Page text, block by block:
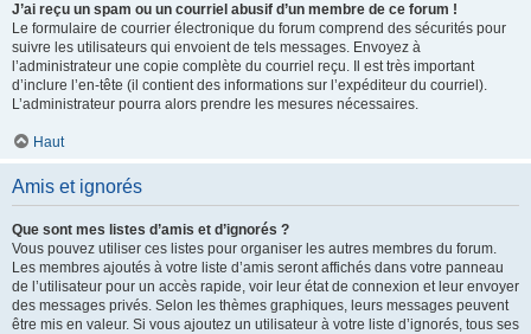
J’ai reçu un spam ou un courriel abusif d’un membre de ce forum !
Le formulaire de courrier électronique du forum comprend des sécurités pour
suivre les utilisateurs qui envoient de tels messages. Envoyez à
l’administrateur une copie complète du courriel reçu. Il est très important
d’inclure l’en-tête (il contient des informations sur l’expéditeur du courriel).
L’administrateur pourra alors prendre les mesures nécessaires.
Haut
Amis et ignorés
Que sont mes listes d’amis et d’ignorés ?
Vous pouvez utiliser ces listes pour organiser les autres membres du forum.
Les membres ajoutés à votre liste d’amis seront affichés dans votre panneau
de l’utilisateur pour un accès rapide, voir leur état de connexion et leur envoyer
des messages privés. Selon les thèmes graphiques, leurs messages peuvent
être mis en valeur. Si vous ajoutez un utilisateur à votre liste d’ignorés, tous ses